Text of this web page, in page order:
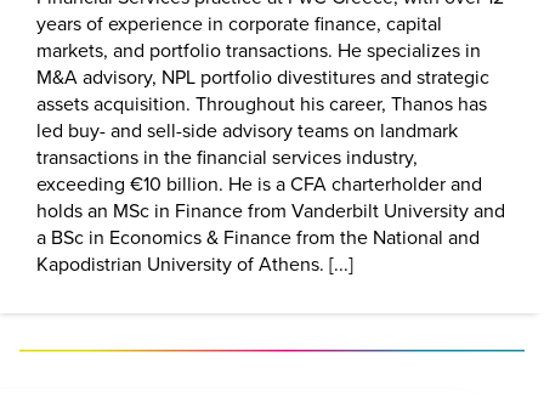
years of experience in corporate finance, capital
markets, and portfolio transactions. He specializes in
M&A advisory, NPL portfolio divestitures and strategic
assets acquisition. Throughout his career, Thanos has
led buy- and sell-side advisory teams on landmark
transactions in the financial services industry,
exceeding €10 billion. He is a CFA charterholder and
holds an MSc in Finance from Vanderbilt University and
a BSc in Economics & Finance from the National and
Kapodistrian University of Athens. [...]